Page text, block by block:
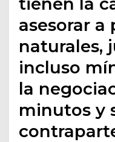
asesorar a
naturales,
incluso
la
minutos y